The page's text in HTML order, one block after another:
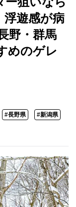
浮遊感が病
野・群馬
めのゲレ
#長野県 #新潟県